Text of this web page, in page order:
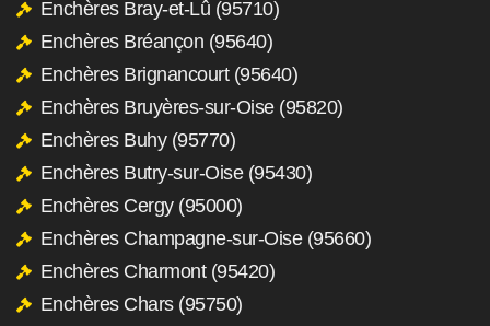
Enchères Bray-et-Lû (95710)
Enchères Bréançon (95640)
Enchères Brignancourt (95640)
Enchères Bruyères-sur-Oise (95820)
Enchères Buhy (95770)
Enchères Butry-sur-Oise (95430)
Enchères Cergy (95000)
Enchères Champagne-sur-Oise (95660)
Enchères Charmont (95420)
Enchères Chars (95750)